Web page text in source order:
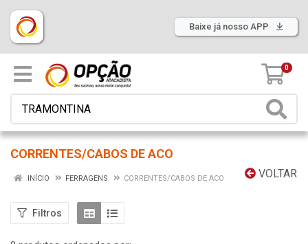
Baixe já nosso APP
0
CORRENTES/CABOS DE ACO
VOLTAR
INÍCIO FERRAGENS CORRENTES/CABOS DE ACO
Filtros